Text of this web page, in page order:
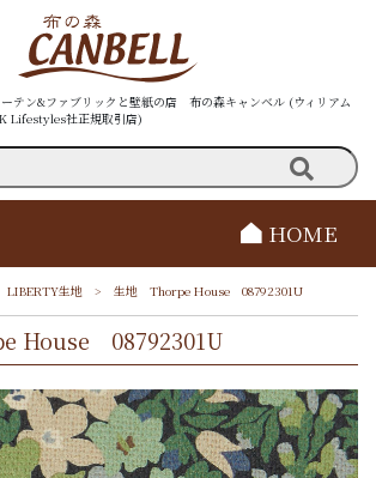
テン&ファブリックと壁紙の店 布の森キャンベル (ウィリアム
Lifestyles社正規取引店)
HOME
LIBERTY生地 > 生地 Thorpe House 08792301U
House 08792301U